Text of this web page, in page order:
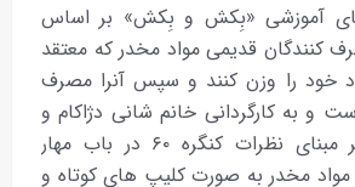
آموزشی «بِکش و بِکش» بر اساس
کنندگان قدیمی مواد مخدر که معتقد
خود را وزن کنند و سپس آنرا مصرف
و به کارگردانی خانم شانی دژاکام و
استادی مهندس بر مبنای نظرات کنگره ۶۰ در باب مهار
مخدر به صورت کلیپ های کوتاه و